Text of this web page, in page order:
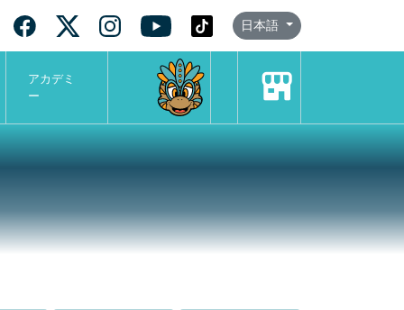
日本語
アカデミ
ー